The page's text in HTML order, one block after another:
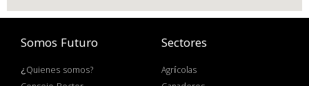
Somos Futuro
¿Quienes somos?
Sectores
Agrícolas